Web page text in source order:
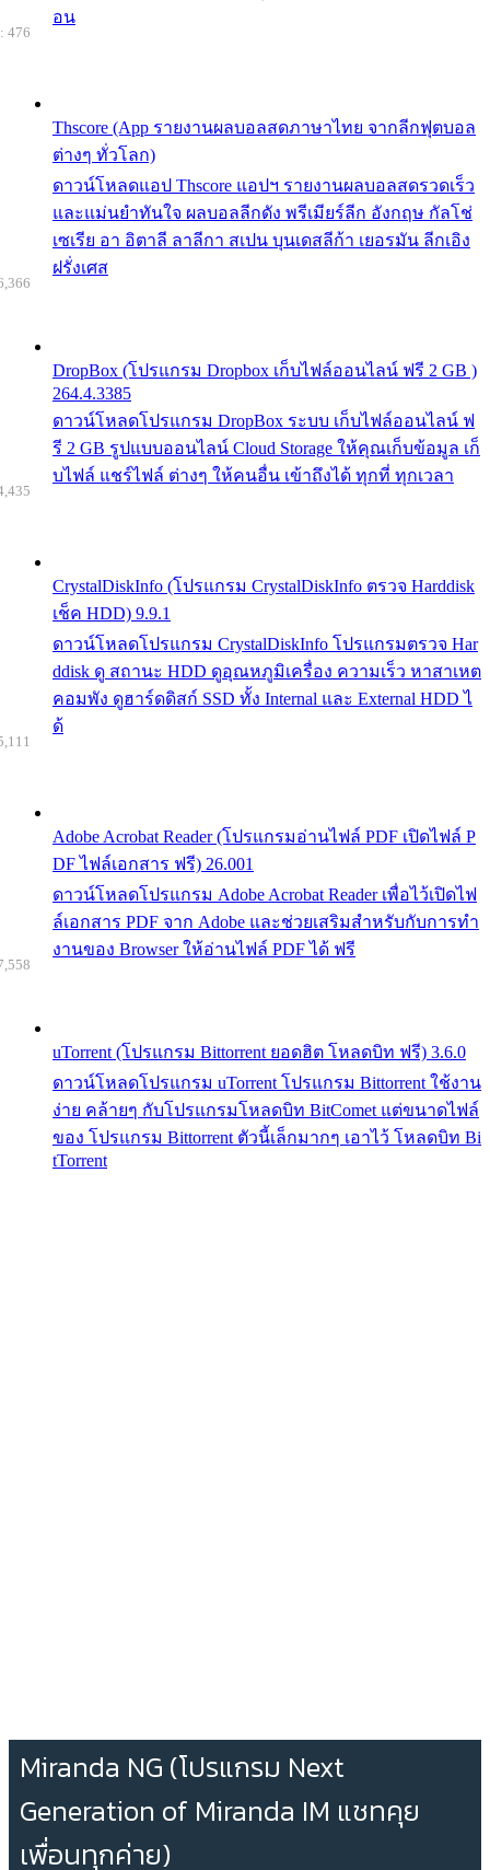
อน
Thscore (App รายงานผลบอลสดภาษาไทย จากลีกฟุตบอล
ต่างๆ ทั่วโลก)
ดาวน์โหลดแอป Thscore แอปฯ รายงานผลบอลสดรวดเร็ว
และแม่นยำทันใจ ผลบอลลีกดัง พรีเมียร์ลีก อังกฤษ กัลโช่
เซเรีย อา อิตาลี ลาลีกา สเปน บุนเดสลีก้า เยอรมัน ลีกเอิง
ฝรั่งเศส
476
DropBox (โปรแกรม Dropbox เก็บไฟล์ออนไลน์ ฟรี 2 GB )
264.4.3385
ดาวน์โหลดโปรแกรม DropBox ระบบ เก็บไฟล์ออนไลน์ ฟ
รี 2 GB รูปแบบออนไลน์ Cloud Storage ให้คุณเก็บข้อมูล เก็
บไฟล์ แชร์ไฟล์ ต่างๆ ให้คนอื่น เข้าถึงได้ ทุกที่ ทุกเวลา
CrystalDiskInfo (โปรแกรม CrystalDiskInfo ตรวจ Harddisk
เช็ค HDD) 9.9.1
ดาวน์โหลดโปรแกรม CrystalDiskInfo โปรแกรมตรวจ Har
ddisk ดู สถานะ HDD ดูอุณหภูมิเครื่อง ความเร็ว หาสาเหต
คอมพัง ดูฮาร์ดดิสก์ SSD ทั้ง Internal และ External HDD ไ
ด้
Adobe Acrobat Reader (โปรแกรมอ่านไฟล์ PDF เปิดไฟล์ P
DF ไฟล์เอกสาร ฟรี) 26.001
ดาวน์โหลดโปรแกรม Adobe Acrobat Reader เพื่อไว้เปิดไฟ
ล์เอกสาร PDF จาก Adobe และช่วยเสริมสำหรับกับการทำ
งานของ Browser ให้อ่านไฟล์ PDF ได้ ฟรี
uTorrent (โปรแกรม Bittorrent ยอดฮิต โหลดบิท ฟรี) 3.6.0
ดาวน์โหลดโปรแกรม uTorrent โปรแกรม Bittorrent ใช้งาน
ง่าย คล้ายๆ กับโปรแกรมโหลดบิท BitComet แต่ขนาดไฟล์
ของ โปรแกรม Bittorrent ตัวนี้เล็กมากๆ เอาไว้ โหลดบิท Bi
tTorrent
Miranda NG (โปรแกรม Next
Generation of Miranda IM แชทคุย
เพื่อนทุกค่าย)